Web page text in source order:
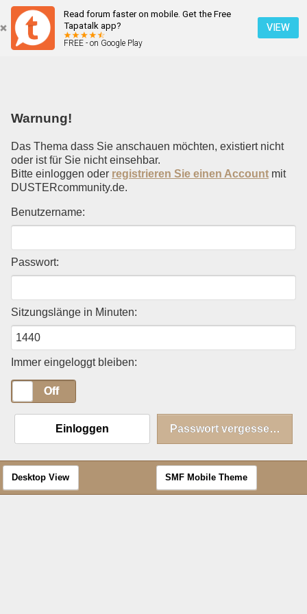
Read forum faster on mobile. Get the Free
Tapatalk app?
FREE - on Google Play
VIEW
Einloggen
Warnung!
Das Thema dass Sie anschauen möchten, existiert nicht
oder ist für Sie nicht einsehbar.
Bitte einloggen oder registrieren Sie einen Account mit
DUSTERcommunity.de.
Benutzername:
Passwort:
Sitzungslänge in Minuten:
Immer eingeloggt bleiben:
Off
Einloggen Passwort vergessen?
Desktop View SMF Mobile Theme